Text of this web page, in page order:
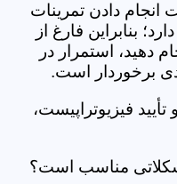
دادن تمرینات
بنابراین فارغ از
دهید، استمرار در
برخوردار است.
فیزیوتراپیست،
مناسب است؟